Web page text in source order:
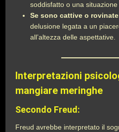
soddisfatto o una
Se sono cattive o
delusione legata a un
all’altezza delle aspettative.
Interpretazioni
mangiare meringhe
Secondo Freud:
Freud avrebbe interpretato il